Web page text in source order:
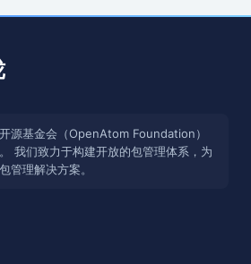
源基金会（OpenAtom Foundation）
我们致力于构建开放的包管理体系，为
管理解决方案。